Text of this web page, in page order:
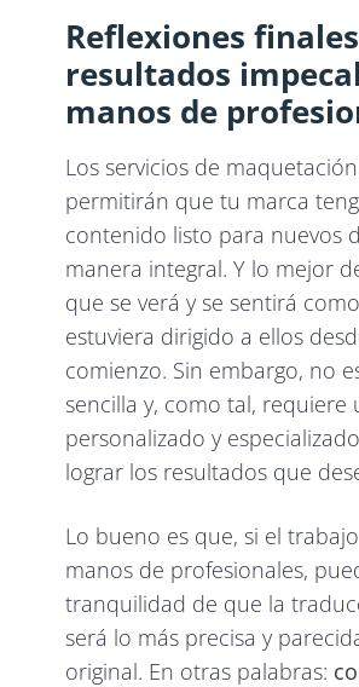
Reflexiones
resultados
manos de
Los servicios de
permitirán que tu marca
contenido listo para nuevos
manera integral. Y lo mejor
que se verá y se sentirá
estuviera dirigido a ellos
comienzo. Sin embargo, no
sencilla y, como tal, requiere
personalizado y
lograr los resultados que
Lo bueno es que, si el
manos de profesionales,
tranquilidad de que la
será lo más precisa y
original. En otras palabras: